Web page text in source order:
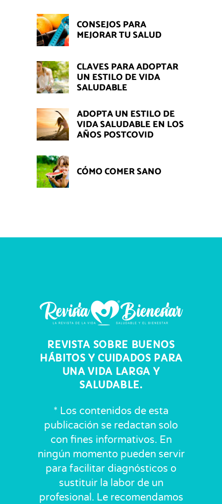
CONSEJOS PARA
MEJORAR TU SALUD
CLAVES PARA ADOPTAR
UN ESTILO DE VIDA
SALUDABLE
ADOPTA UN ESTILO DE
VIDA SALUDABLE EN LOS
AÑOS POSTCOVID
CÓMO COMER SANO
REVISTA SOBRE BUENOS
HÁBITOS Y CUIDADOS PARA
UNA VIDA LARGA Y
SALUDABLE.
* Los contenidos de esta
publicación se redactan solo
con fines informativos. En
ningún momento pueden servir
para facilitar diagnósticos o
sustituir la labor de un
profesional. Le recomendamos